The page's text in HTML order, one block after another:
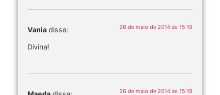
Vania disse: 26 de maio de 2014 às 15:19
Divina!
26 de maio de 2014 às 15:18